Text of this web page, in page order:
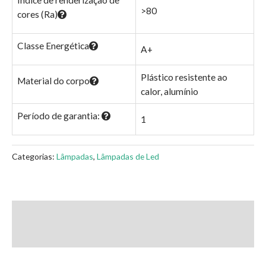
cores (Ra)
>80
Classe Energética A+
Material do corpo
Plástico resistente ao
calor, alumínio
Período de garantia: 1
Categorias: Lâmpadas, Lâmpadas de Led